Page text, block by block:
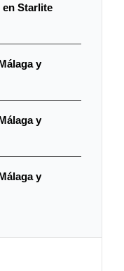
en Starlite
y
y
y